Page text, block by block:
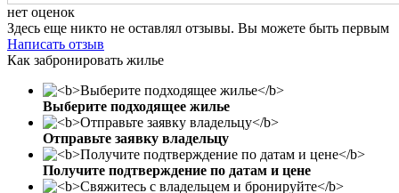
нет оценок
Здесь еще никто не оставлял отзывы. Вы можете быть первым
Написать отзыв
Как забронировать жилье
Выберите подходящее жилье
Отправьте заявку владельцу
Получите подтверждение по датам и цене